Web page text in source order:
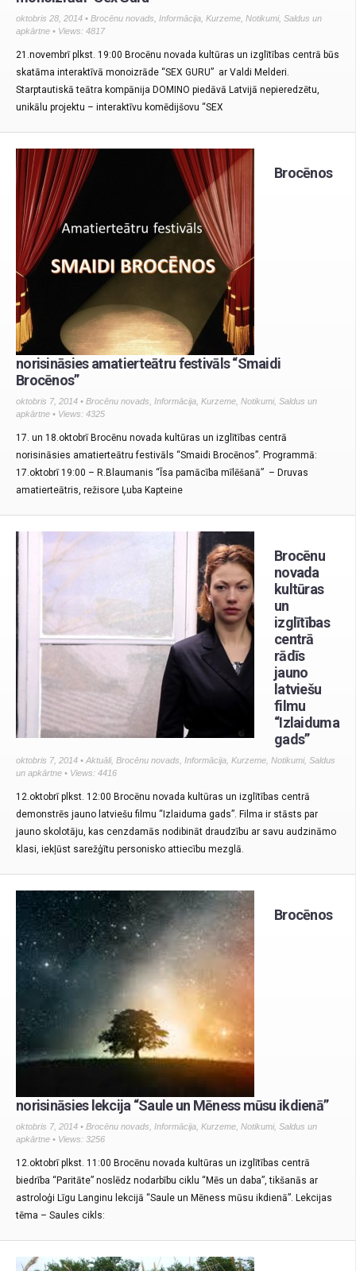
oktobris 28, 2014 • Brocēnu novads Informācija Kurzeme Notikumi, Saldus un
apkārtne • Views: 4817
21.novembrī plkst. 19:00 Brocēnu novada kultūras un izglītības centrā būs
skatāma interaktīvā monoizrāde “SEX GURU” ar Valdi Melderi.
Starptautiskā teātra kompānija DOMINO piedāvā Latvijā nepieredzētu,
unikālu projektu – interaktīvu komēdijšovu “SEX
Brocēnos
norisināsies amatierteātru festivāls “Smaidi
Brocēnos”
oktobris 7, 2014 • Brocēnu novads Informācija Kurzeme Notikumi, Saldus un
apkārtne • Views: 4325
17. un 18.oktobrī Brocēnu novada kultūras un izglītības centrā
norisināsies amatierteātru festivāls “Smaidi Brocēnos”. Programmā:
17.oktobrī 19:00 – R.Blaumanis “Īsa pamācība mīlēšanā” – Druvas
amatierteātris, režisore Ļuba Kapteine
Brocēnu
novada
kultūras
un
izglītības
centrā
rādīs
jauno
latviešu
filmu
“Izlaiduma
gads”
oktobris 7, 2014 • Aktuāli, Brocēnu novads Informācija Kurzeme Notikumi, Saldus
un apkārtne • Views: 4416
12.oktobrī plkst. 12:00 Brocēnu novada kultūras un izglītības centrā
demonstrēs jauno latviešu filmu “Izlaiduma gads”. Filma ir stāsts par
jauno skolotāju, kas cenzdamās nodibināt draudzību ar savu audzināmo
klasi, iekļūst sarežģītu personisko attiecību mezglā.
Brocēnos
norisināsies lekcija “Saule un Mēness mūsu ikdienā”
oktobris 7, 2014 • Brocēnu novads Informācija Kurzeme Notikumi, Saldus un
apkārtne • Views: 3256
12.oktobrī plkst. 11:00 Brocēnu novada kultūras un izglītības centrā
biedrība “Paritāte” noslēdz nodarbību ciklu “Mēs un daba”, tikšanās ar
astroloģi Līgu Langinu lekcijā “Saule un Mēness mūsu ikdienā”. Lekcijas
tēma – Saules cikls: